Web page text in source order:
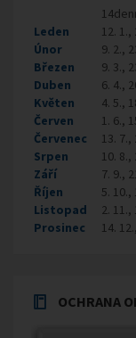
Leden
12. 1.,
Únor
9. 2.,
Březen
9. 3.,
Duben
6. 4.,
Květen
4. 5.,
Červen
1. 6.,
Červenec
13. 7.,
Srpen
10. 8.,
Září
7. 9.,
Říjen
5. 10.,
Listopad
2. 11.,
Prosinec
14.
OCHRANA